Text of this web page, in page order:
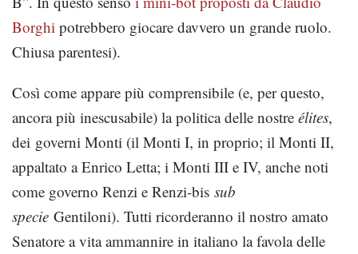
Borghi potrebbero giocare davvero un grande ruolo.
Chiusa parentesi).
Così come appare più comprensibile (e, per questo,
ancora più inescusabile) la politica delle nostre élites,
dei governi Monti (il Monti I, in proprio; il Monti II,
appaltato a Enrico Letta; i Monti III e IV, anche noti
come governo Renzi e Renzi-bis sub
specie Gentiloni). Tutti ricorderanno il nostro amato
Senatore a vita ammannire in italiano la favola delle